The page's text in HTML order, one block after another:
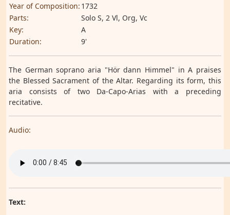
Year of Composition: 1732
Parts:
Solo S, 2 Vl, Org, Vc
Key:
A
Duration:
9'
The German soprano aria "Hör dann Himmel" in A praises
the Blessed Sacrament of the Altar. Regarding its form, this
aria consists of two Da-Capo-Arias with a preceding
recitative.
Audio:
Text: